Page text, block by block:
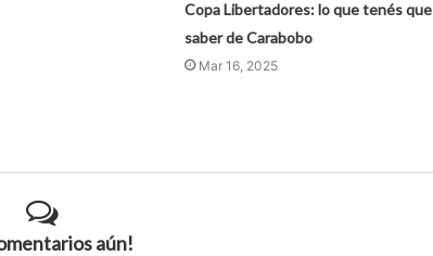
Copa Libertadores: lo que tenés que
saber de Carabobo
Mar 16, 2025
aún!